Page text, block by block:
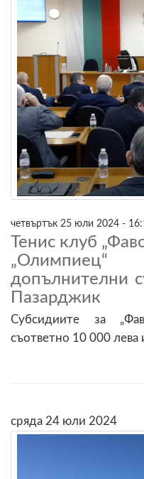
четвъртък 25 юли 2024 -
Тенис клуб
допълнителни
Пазарджик
Субсидиите за
съответно 10 000 лева
сряда 24 юли 2024